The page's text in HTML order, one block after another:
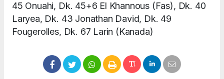
45 Onuahi, Dk. 45+6 El Khannous (Fas), Dk. 40
Laryea, Dk. 43 Jonathan David, Dk. 49
Fougerolles, Dk. 67 Larin (Kanada)